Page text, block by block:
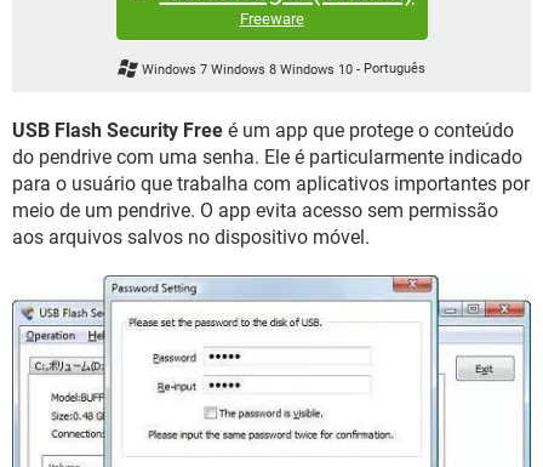
GMAIL
EXCEL
GMAIL
WHATSAPP
INSTAGRAM GMAIL
GUIA DE COMPRAS
Freeware
Windows 7 Windows 8 Windows 10- Português
USB Flash Security Free é um app que protege o conteúdo
do pendrive com uma senha. Ele é particularmente indicado
para o usuário que trabalha com aplicativos importantes por
meio de um pendrive. O app evita acesso sem permissão
aos arquivos salvos no dispositivo móvel.